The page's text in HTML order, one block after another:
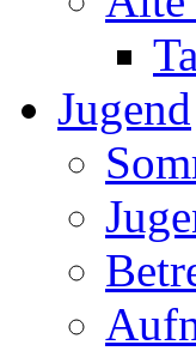
Jugend